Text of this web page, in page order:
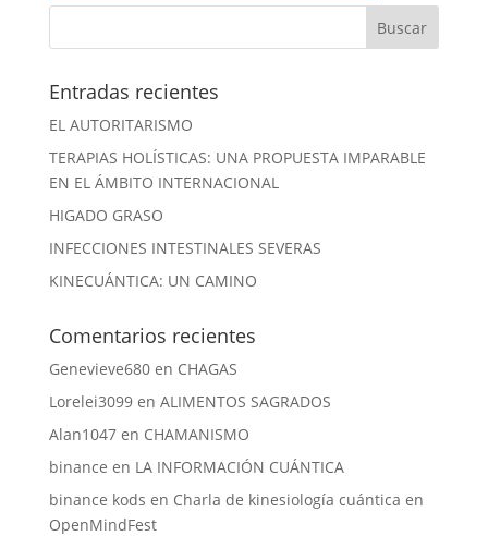
Entradas recientes
EL AUTORITARISMO
TERAPIAS HOLÍSTICAS: UNA PROPUESTA IMPARABLE
EN EL ÁMBITO INTERNACIONAL
HIGADO GRASO
INFECCIONES INTESTINALES SEVERAS
KINECUÁNTICA: UN CAMINO
Comentarios recientes
Genevieve680en CHAGAS
Lorelei3099en ALIMENTOS SAGRADOS
Alan1047en CHAMANISMO
binance en LA INFORMACIÓN CUÁNTICA
binance kods en Charla de kinesiología cuántica en
OpenMindFest